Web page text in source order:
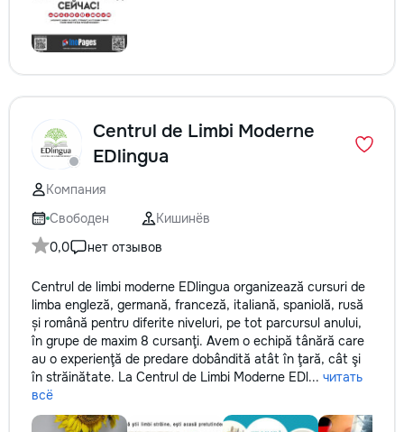
Centrul de Limbi Moderne
EDlingua
Компания
Свободен
Кишинёв
0,0
нет отзывов
Centrul de limbi moderne EDlingua organizează cursuri de
limba engleză, germană, franceză, italiană, spaniolă, rusă
și română pentru diferite niveluri, pe tot parcursul anului,
în grupe de maxim 8 cursanţi. Avem o echipă tânără care
au o experienţă de predare dobândită atât în ţară, cât şi
în străinătate. La Centrul de Limbi Moderne EDl... читать
всё